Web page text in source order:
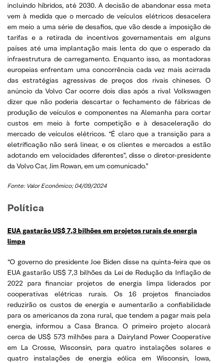
incluindo híbridos, até 2030. A decisão de abandonar essa meta
vem à medida que o mercado de veículos elétricos desacelera
em meio a uma série de desafios, que vão desde a imposição de
tarifas e a retirada de incentivos governamentais em alguns
países até uma implantação mais lenta do que o esperado da
infraestrutura de carregamento. Enquanto isso, as montadoras
europeias enfrentam uma concorrência cada vez mais acirrada
das estratégias agressivas de preços dos rivais chineses. O
anúncio da Volvo Car ocorre dois dias após a rival Volkswagen
dizer que não poderia descartar o fechamento de fábricas de
produção de veículos e componentes na Alemanha para cortar
custos em meio à forte competição e à desaceleração do
mercado de veículos elétricos. “É claro que a transição para a
eletrificação não será linear, e os clientes e mercados a estão
adotando em velocidades diferentes”, disse o diretor-presidente
da Volvo Car, Jim Rowan, em um comunicado.”
Fonte: Valor Econômico; 04/09/2024
Política
EUA gastarão US$ 7,3 bilhões em projetos rurais de energia
limpa
“O governo do presidente Joe Biden disse na quinta-feira que os
EUA gastarão US$ 7,3 bilhões da Lei de Redução da Inflação de
2022 para financiar projetos de energia limpa liderados por
cooperativas elétricas rurais. Os 16 projetos financiados
reduzirão os custos de energia e aumentarão a confiabilidade
para os americanos da zona rural, que tendem a pagar mais pela
energia, informou a Casa Branca. O primeiro projeto alocará
cerca de US$ 573 milhões para a Dairyland Power Cooperative
em La Crosse, Wisconsin, para quatro instalações solares e
quatro instalações de energia eólica em Wisconsin, Iowa,